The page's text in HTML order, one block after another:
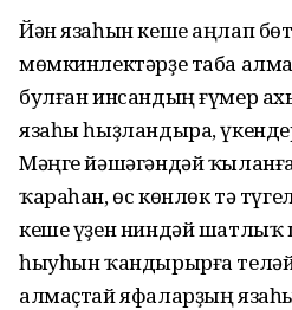
Йән язаһын кеше аңлап
мөмкинлектәрҙе таба
булған инсандың ғүмер
язаһы һыҙландыра,
Мәңге йәшәгәндәй
ҡараһан, өс көнлөк тә
кеше үҙен ниндәй
һыуһын ҡандырырға теләй
алмаҫтай яфаларҙың